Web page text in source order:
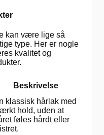
kan være lige så
type. Her er nogle
kvalitet og
Beskrivelse
klassisk hårlak med
hold, uden at
føles hårdt eller